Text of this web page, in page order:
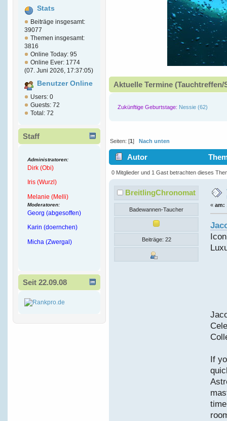
Stats
Beiträge insgesamt:
39077
Themen insgesamt:
3816
Online Today: 95
Online Ever: 1774
(07. Juni 2026, 17:37:05)
Benutzer Online
Users: 0
Guests: 72
Total: 72
Staff
Administratoren:
Dirk (Obi)
Iris (Wurzl)
Melanie (Melli)
Moderatoren:
Georg (abgesoffen)
Karin (doernchen)
Micha (Zwergal)
Seit 22.09.08
Aktuelle Termine
Zukünftige Geburtstage: Nessie (62)
Seiten: [1]Nach unten
Autor
1123 mal)
0 Mitglieder und 1 Gast betrachten dieses
BreitlingChronomat
Badewannen-Taucher
Beiträge: 22
« am:
If